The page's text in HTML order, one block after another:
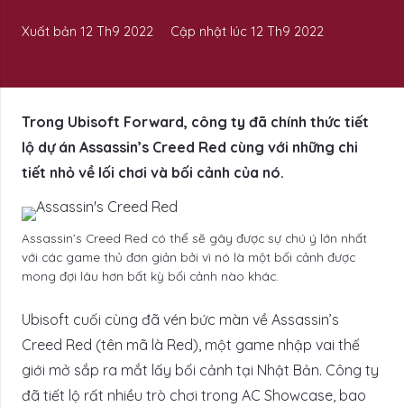
Xuất bản 12 Th9 2022 Cập nhật lúc12 Th9 2022
Trong Ubisoft Forward, công ty đã chính thức tiết
lộ dự án Assassin’s Creed Red cùng với những chi
tiết nhỏ về lối chơi và bối cảnh của nó.
Assassin’s Creed Red có thể sẽ gây được sự chú ý lớn nhất
với các game thủ đơn giản bởi vì nó là một bối cảnh được
mong đợi lâu hơn bất kỳ bối cảnh nào khác.
Ubisoft cuối cùng đã vén bức màn về Assassin’s
Creed Red (tên mã là Red), một game nhập vai thế
giới mở sắp ra mắt lấy bối cảnh tại Nhật Bản. Công ty
đã tiết lộ rất nhiều trò chơi trong AC Showcase, bao